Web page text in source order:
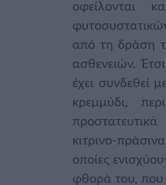
οφείλονται
από τη δράση
ασθενειών.
έχει συνδεθεί
κρεμμύδι,
κιτρινο-
οποίες
φθορά του, που